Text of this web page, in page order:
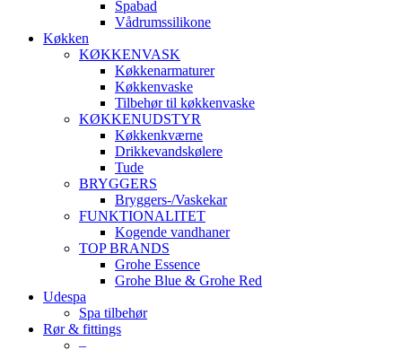
Spabad
Vådrumssilikone
Køkken
KØKKENVASK
Køkkenarmaturer
Køkkenvaske
Tilbehør til køkkenvaske
KØKKENUDSTYR
Køkkenkværne
Drikkevandskølere
Tude
BRYGGERS
Bryggers-/Vaskekar
FUNKTIONALITET
Kogende vandhaner
TOP BRANDS
Grohe Essence
Grohe Blue & Grohe Red
Udespa
Spa tilbehør
Rør & fittings
–